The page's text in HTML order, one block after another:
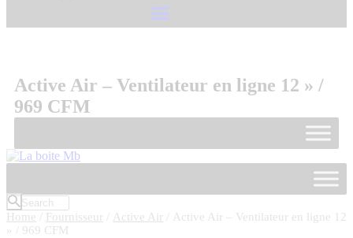
Active Air – Ventilateur en ligne 12 » /
969 CFM
Home Fournisseur Active Air
/ Active Air – Ventilateur en ligne 12
» / 969 CFM